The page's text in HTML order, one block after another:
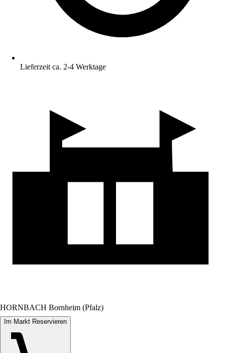
Lieferzeit ca. 2-4 Werktage
HORNBACH Bornheim (Pfalz)
Im Markt Reservieren